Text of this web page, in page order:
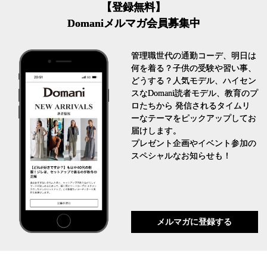
【登録無料】
Domaniメルマガ会員募集中
管理職世代の通勤コーデ、明日は
何を着る？子供の受験や習い事、
どうする？人気モデル、ハイセン
スなDomani読者モデル、教育のプ
ロたちから 発信されるタイムリ
ーなテーマをピックアップしてお
届けします。
プレゼント企画やイベント参加の
スペシャルなお知らせも！
メルマガに登録する